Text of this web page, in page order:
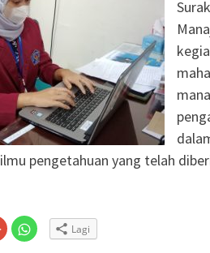
Dorong
Adaptif
Nepen Antusias Ikuti
2026
dan Digital
melalui Desain
pengetahuan yang telah
Klik
untuk
berbagi
Klik
untuk Lagi